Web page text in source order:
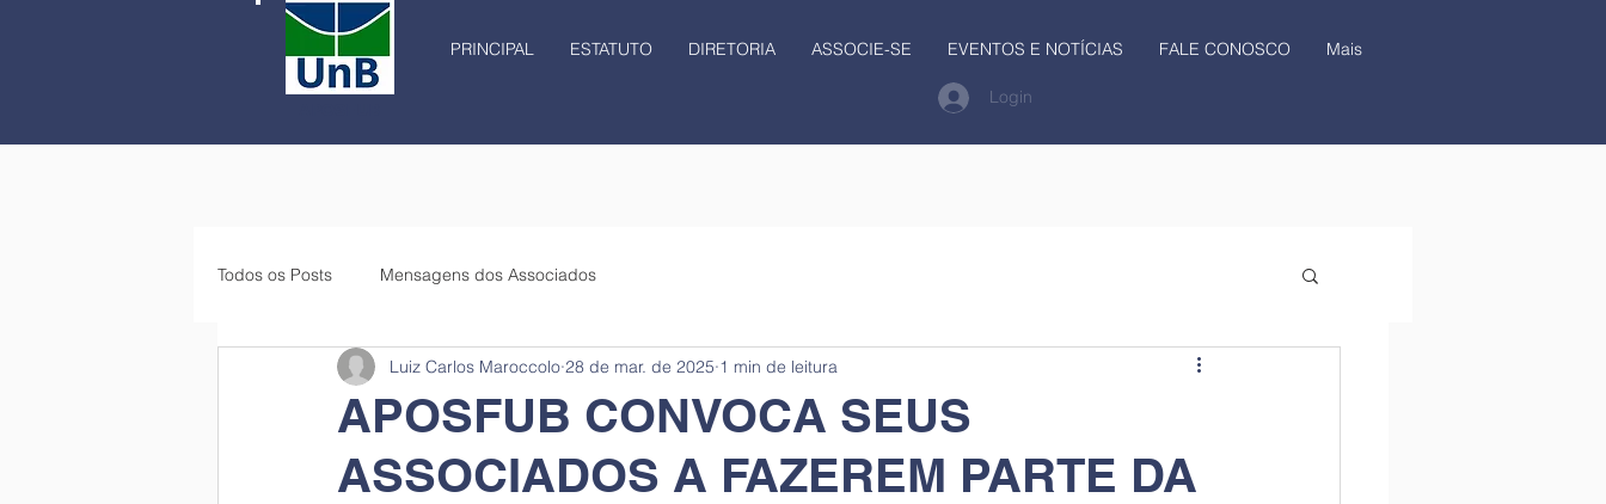
PRINCIPAL ESTATUTO DIRETORIA ASSOCIE-SE EVENTOS E NOTÍCIAS FALE CONOSCO Mais
Login
Todos os Posts Mensagens dos Associados
APOSFUB CONVOCA SEUS
ASSOCIADOS A FAZEREM PARTE DA
Luiz Carlos Maroccolo 28 de mar. de 2025 1 min de leitura